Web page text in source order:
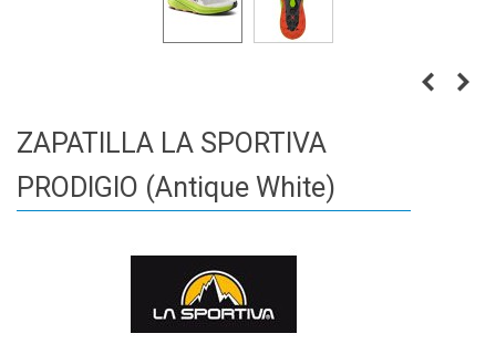
ZAPATILLA LA SPORTIVA
PRODIGIO (Antique White)